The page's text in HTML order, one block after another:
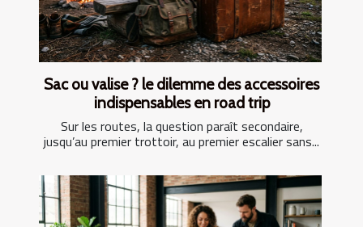
Sac ou valise ? le dilemme des accessoires
indispensables en road trip
Sur les routes, la question paraît secondaire,
jusqu’au premier trottoir, au premier escalier sans...